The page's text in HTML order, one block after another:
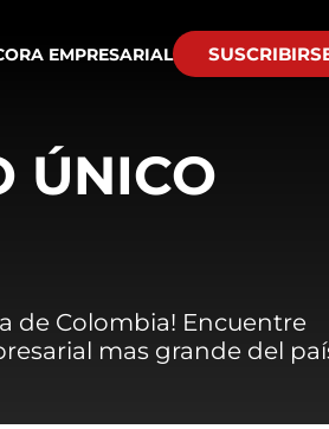
EMPRESARIAL
ÚNICO
de Colombia! Encuentre
mas grande del